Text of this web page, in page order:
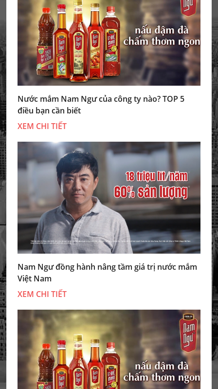
Nước mắm Nam Ngư của công ty nào? TOP 5
điều bạn cần biết
XEM CHI TIẾT
Nam Ngư đồng hành nâng tầm giá trị nước mắm
Việt Nam
XEM CHI TIẾT